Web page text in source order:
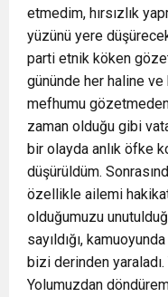
etmedim, hırsızlık
yüzünü yere
parti etnik köken
gününde her haline
mefhumu
zaman olduğu gibi
bir olayda anlık öfke
düşürüldüm.
özellikle ailemi
olduğumuzu
sayıldığı,
bizi derinden
Yolumuzdan